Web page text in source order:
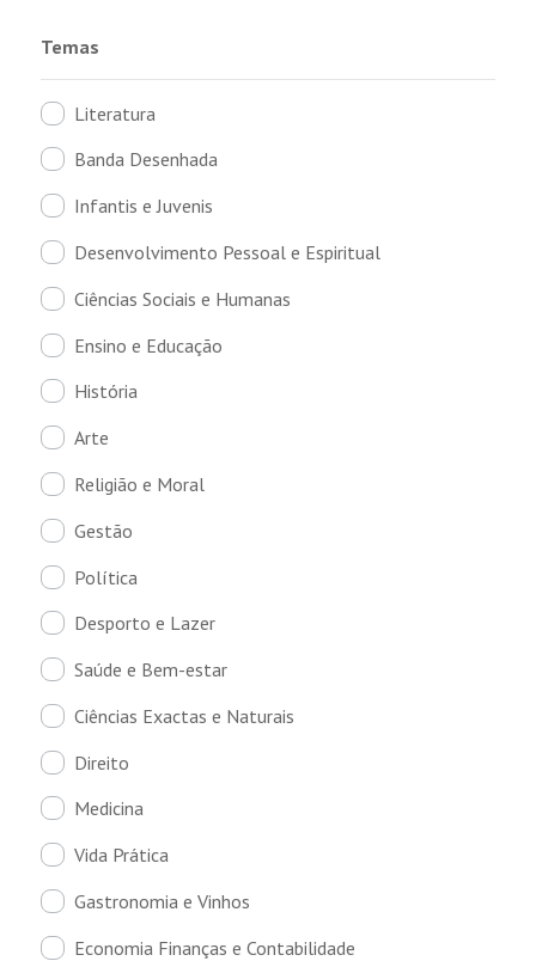
Temas
Literatura
Banda Desenhada
Infantis e Juvenis
Desenvolvimento Pessoal e Espiritual
Ciências Sociais e Humanas
Ensino e Educação
História
Arte
Religião e Moral
Gestão
Política
Desporto e Lazer
Saúde e Bem-estar
Ciências Exactas e Naturais
Direito
Medicina
Vida Prática
Gastronomia e Vinhos
Economia Finanças e Contabilidade